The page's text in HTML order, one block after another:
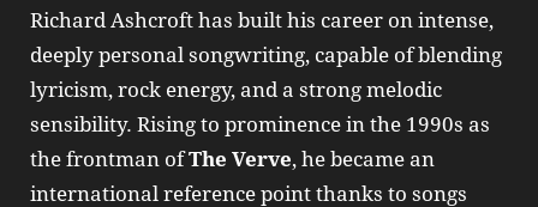
Richard Ashcroft has built his career on intense,
deeply personal songwriting, capable of blending
lyricism, rock energy, and a strong melodic
sensibility. Rising to prominence in the 1990s as
the frontman ofThe Verve, he became an
international reference point thanks to songs